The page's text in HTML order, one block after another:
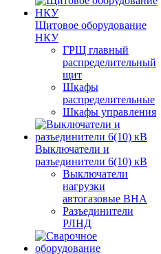
Щитовое оборудование
НКУ
ГРЩ главный
распределительный
щит
Шкафы
распределительные
Шкафы управления
Выключатели и
разъединители 6(10) кВ
Выключатели
нагрузки
автогазовые ВНА
Разъединители
РЛНД